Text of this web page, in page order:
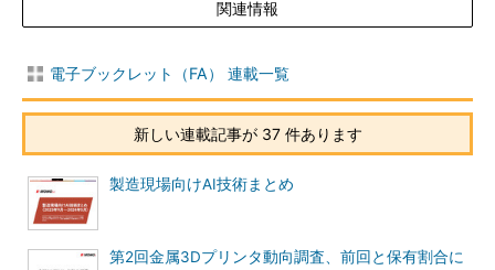
関連情報
電子ブックレット（FA） 連載一覧
新しい連載記事が 37 件あります
製造現場向けAI技術まとめ
第2回金属3Dプリンタ動向調査、前回と保有割合に